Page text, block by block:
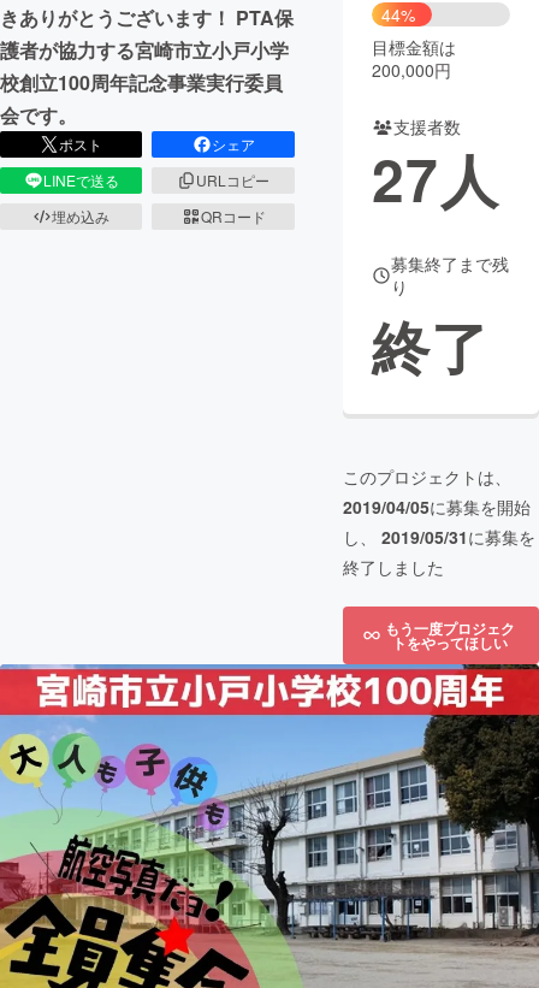
まちづくり・地域活性化
CAMPFIREふるさと納税
コミュニティ
きありがとうございます！ PTA保
護者が協力する宮崎市立小戸小学
校創立100周年記念事業実行委員
会です。
ポスト
シェア
LINEで送る
URLコピー
埋め込み
QRコード
44%
目標金額は
200,000円
支援者数
27人
募集終了まで残
り
終了
このプロジェクトは、
2019/04/05に募集を開始
し、 2019/05/31に募集を
終了しました
もう一度プロジェク
トをやってほしい